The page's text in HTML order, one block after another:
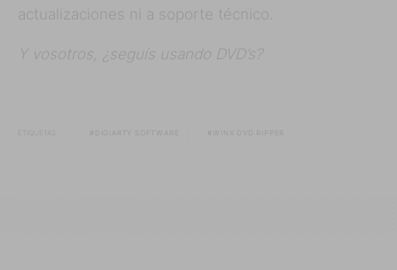
actualizaciones ni a soporte técnico.
Y vosotros, ¿seguís usando DVD’s?
DIGIARTY SOFTWARE WINX DVD RIPPER